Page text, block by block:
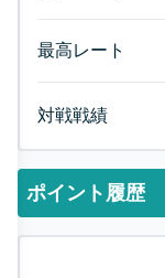
最高レート
対戦戦績
ポイント履歴